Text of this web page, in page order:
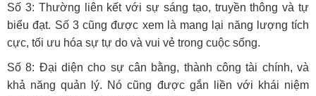
Số 3: Thường liên kết với sự sáng tạo, truyền thông và tự
biểu đạt. Số 3 cũng được xem là mang lại năng lượng tích
cực, tối ưu hóa sự tự do và vui vẻ trong cuộc sống.
Số 8: Đại diện cho sự cân bằng, thành công tài chính, và
khả năng quản lý. Nó cũng được gắn liền với khái niệm